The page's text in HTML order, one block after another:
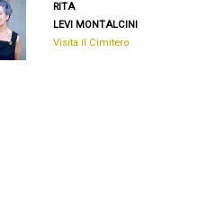
RITA
LEVI MONTALCINI
Visita il Cimitero